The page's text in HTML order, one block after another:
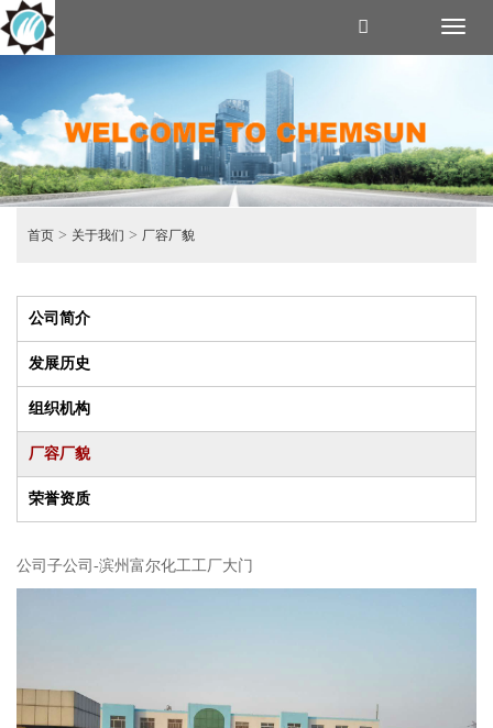
首页 > 关于我们 > 厂容厂貌
公司简介
发展历史
组织机构
厂容厂貌
荣誉资质
公司子公司-滨州富尔化工工厂大门